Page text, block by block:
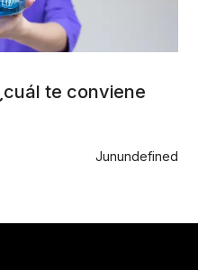
te conviene
Junundefined